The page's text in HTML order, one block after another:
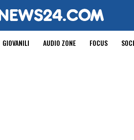
GIOVANILI AUDIO ZONE FOCUS